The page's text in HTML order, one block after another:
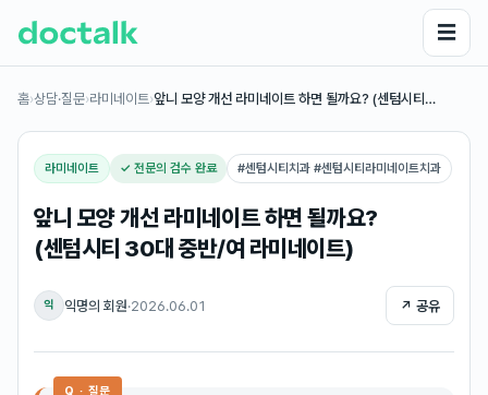
☰
홈›상담·질문›라미네이트›앞니 모양 개선 라미네이트 하면 될까요? (센텀시티…
라미네이트 ✓ 전문의 검수 완료 #센텀시티치과 #센텀시티라미네이트치과
앞니 모양 개선 라미네이트 하면 될까요?
(센텀시티 30대 중반/여 라미네이트)
익 익명의 회원·2026.06.01 ↗ 공유
Q · 질문